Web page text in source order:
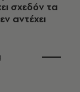
σχεδόν τα
αντέχει